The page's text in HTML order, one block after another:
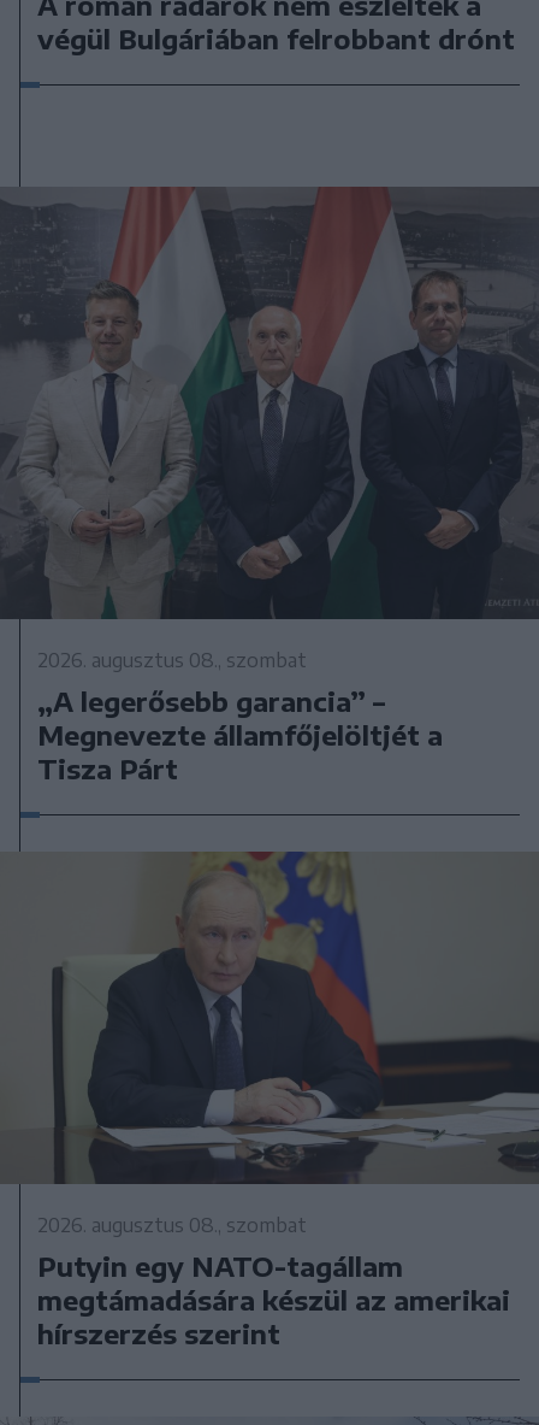
végül Bulgáriában felrobbant drónt
2026. augusztus 08., szombat
„A legerősebb garancia” –
Megnevezte államfőjelöltjét a
Tisza Párt
2026. augusztus 08., szombat
Putyin egy NATO-tagállam
megtámadására készül az amerikai
hírszerzés szerint